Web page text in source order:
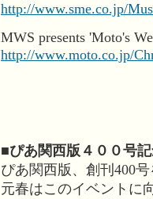
http://www.sme.co.jp/
MWS presents 'Moto's
http://www.moto.co.jp/
■ぴあ関西版４００号
ぴあ関西版、創刊400
元春はこのイベントに